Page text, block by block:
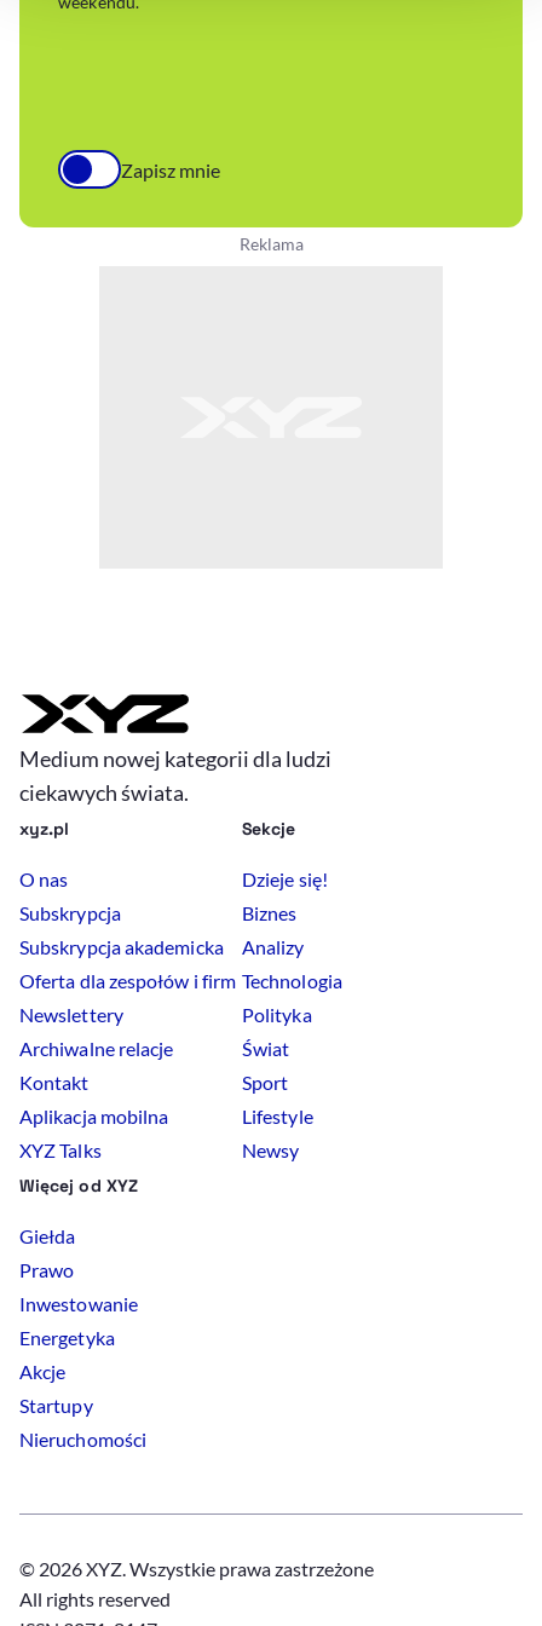
Medium nowej kategorii dla ludzi
ciekawych świata.
xyz.pl
O nas
Subskrypcja
Subskrypcja akademicka
Oferta dla zespołów i firm
Newslettery
Archiwalne relacje
Kontakt
Aplikacja mobilna
XYZ Talks
Sekcje
Dzieje się!
Biznes
Analizy
Technologia
Polityka
Świat
Sport
Lifestyle
Newsy
Więcej od XYZ
Giełda
Prawo
Inwestowanie
Energetyka
Akcje
Startupy
Nieruchomości
© 2026 XYZ. Wszystkie prawa zastrzeżone
All rights reserved